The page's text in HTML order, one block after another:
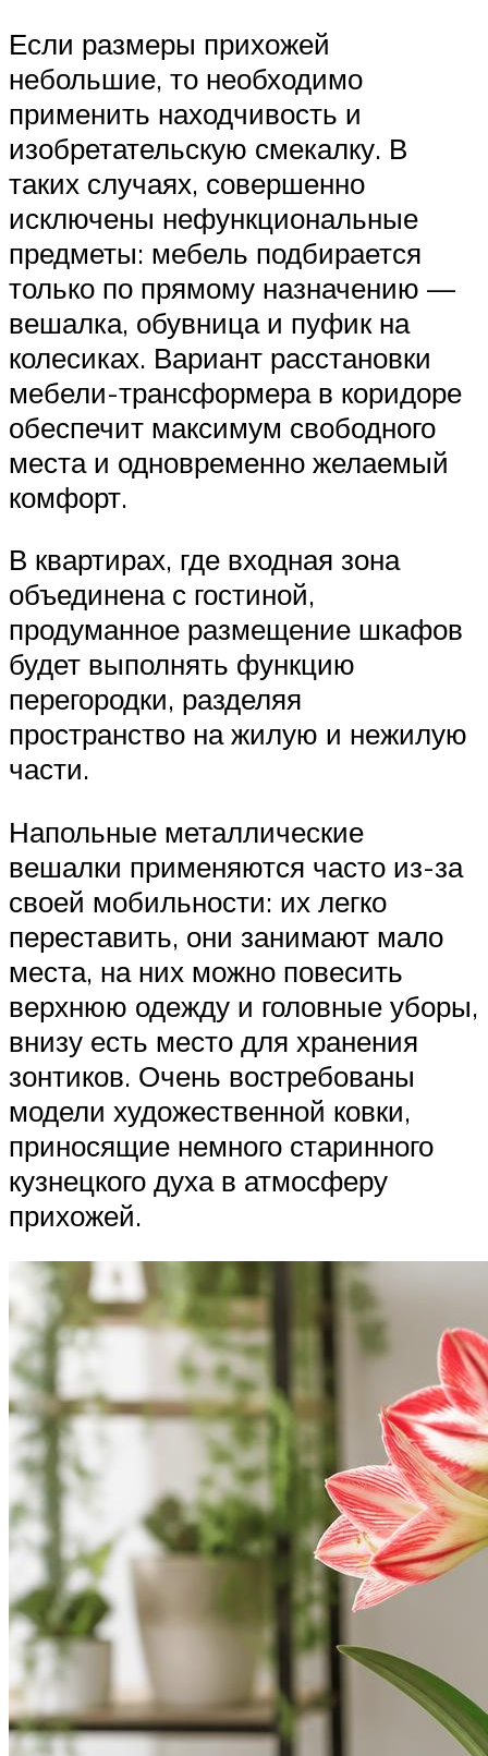
Если размеры прихожей
небольшие, то необходимо
применить находчивость и
изобретательскую смекалку. В
таких случаях, совершенно
исключены нефункциональные
предметы: мебель подбирается
только по прямому назначению —
вешалка, обувница и пуфик на
колесиках. Вариант расстановки
мебели-трансформера в коридоре
обеспечит максимум свободного
места и одновременно желаемый
комфорт.
В квартирах, где входная зона
объединена с гостиной,
продуманное размещение шкафов
будет выполнять функцию
перегородки, разделяя
пространство на жилую и нежилую
части.
Напольные металлические
вешалки применяются часто из-за
своей мобильности: их легко
переставить, они занимают мало
места, на них можно повесить
верхнюю одежду и головные уборы,
внизу есть место для хранения
зонтиков. Очень востребованы
модели художественной ковки,
приносящие немного старинного
кузнецкого духа в атмосферу
прихожей.